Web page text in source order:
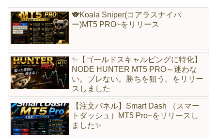
🐨Koala Sniper(コアラスナイパ
ー)MT5 PRO~をリリース
✨【ゴールドスキャルピングに特化】
NODE HUNTER MT5 PRO～迷わな
い。ブレない。勝ちを狙う。をリリー
スしました
【注文パネル】Smart Dash （スマー
トダッシュ）MT5 Pro~をリリースし
ました✨